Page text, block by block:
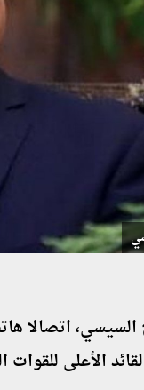
السيسي، اتصالا
الأعلى للقوات